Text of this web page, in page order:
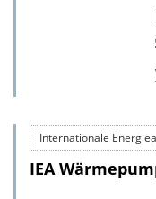
Internationale
IEA